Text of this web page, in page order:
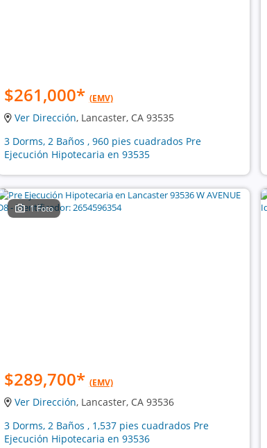
$261,000* (EMV)
Ver Dirección, Lancaster, CA 93535
3 Dorms, 2 Baños , 960 pies cuadrados Pre
Ejecución Hipotecaria en 93535
1 Foto
$289,700* (EMV)
Ver Dirección, Lancaster, CA 93536
3 Dorms, 2 Baños , 1,537 pies cuadrados Pre
Ejecución Hipotecaria en 93536